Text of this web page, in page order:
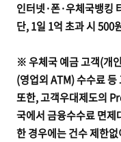
인터넷·폰·우체국뱅킹
단, 1일 1억 초과 시 500
※ 우체국 예금 고객(개
(영업외 ATM) 수수료
또한, 고객우대제도의
국에서 금융수수료 면
한 경우에는 건수 제한